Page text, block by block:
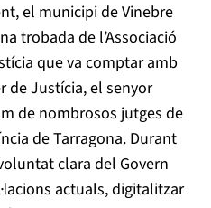
el municipi de Vinebre
trobada de l’Associació
que va comptar amb
de Justícia, el senyor
de nombrosos jutges de
de Tarragona. Durant
clara del Govern
actuals, digitalitzar